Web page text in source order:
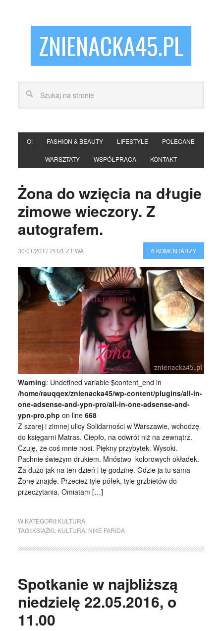
ZNIENACKA45.PL
O! FASHION & BEAUTY LIFESTYLE POLECANE
WARSZTATY WSPÓŁPRACA KONTAKT
Żona do wzięcia na długie
zimowe wieczory. Z
autografem.
30/01/2017PRZEZ EWA 6 KOMENTARZY
Warning: Undefined variable $content_end in
/home/rauqqex/znienacka45/wp-content/plugins/all-in-
one-adsense-and-ypn-pro/all-in-one-adsense-and-
ypn-pro.php on line 668
Z szarej i zimnej ulicy Solidarności w Warszawie, wchodzę
do księgarni Matras. Ciepło, na odwrót niż na zewnątrz.
Czuję, że coś mnie nosi. Piękny przybytek. Wysoki.
Pachnie świeżym drukiem. Mnóstwo kolorowych okładek.
Za dużo jak na ten dzień i tę godzinę. Gdzie ja tu sama
Żonę znajdę. Przecież tyle półek, tyle grzbietów do
przeczytania. Omiatam […]
W KATEGORII:KULTURA
TAGI:KSIĄŻKI, KULTURA, NIKE FARIDA
Spotkanie w najbliższą
niedzielę 22.05.2016, o
11.00